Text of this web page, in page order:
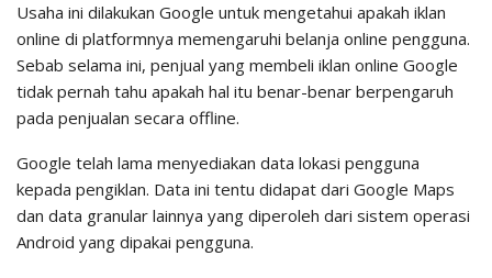
Usaha ini dilakukan Google untuk mengetahui apakah iklan
online di platformnya memengaruhi belanja online pengguna.
Sebab selama ini, penjual yang membeli iklan online Google
tidak pernah tahu apakah hal itu benar-benar berpengaruh
pada penjualan secara offline.
Google telah lama menyediakan data lokasi pengguna
kepada pengiklan. Data ini tentu didapat dari Google Maps
dan data granular lainnya yang diperoleh dari sistem operasi
Android yang dipakai pengguna.